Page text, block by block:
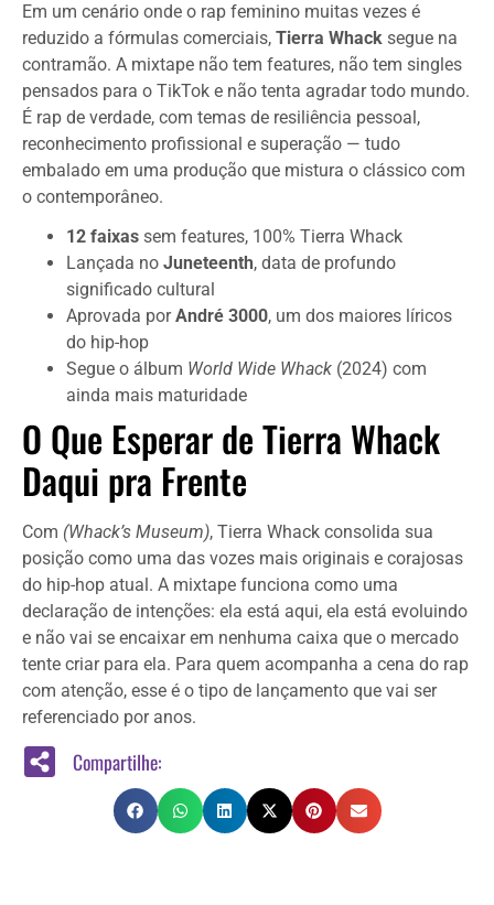
Em um cenário onde o rap feminino muitas vezes é
reduzido a fórmulas comerciais, Tierra Whack segue na
contramão. A mixtape não tem features, não tem singles
pensados para o TikTok e não tenta agradar todo mundo.
É rap de verdade, com temas de resiliência pessoal,
reconhecimento profissional e superação — tudo
embalado em uma produção que mistura o clássico com
o contemporâneo.
12 faixas sem features, 100% Tierra Whack
Lançada no Juneteenth, data de profundo
significado cultural
Aprovada porAndré 3000, um dos maiores líricos
do hip-hop
Segue o álbum World Wide Whack (2024) com
ainda mais maturidade
O Que Esperar de Tierra Whack
Daqui pra Frente
Com (Whack’s Museum), Tierra Whack consolida sua
posição como uma das vozes mais originais e corajosas
do hip-hop atual. A mixtape funciona como uma
declaração de intenções: ela está aqui, ela está evoluindo
e não vai se encaixar em nenhuma caixa que o mercado
tente criar para ela. Para quem acompanha a cena do rap
com atenção, esse é o tipo de lançamento que vai ser
referenciado por anos.
Compartilhe: